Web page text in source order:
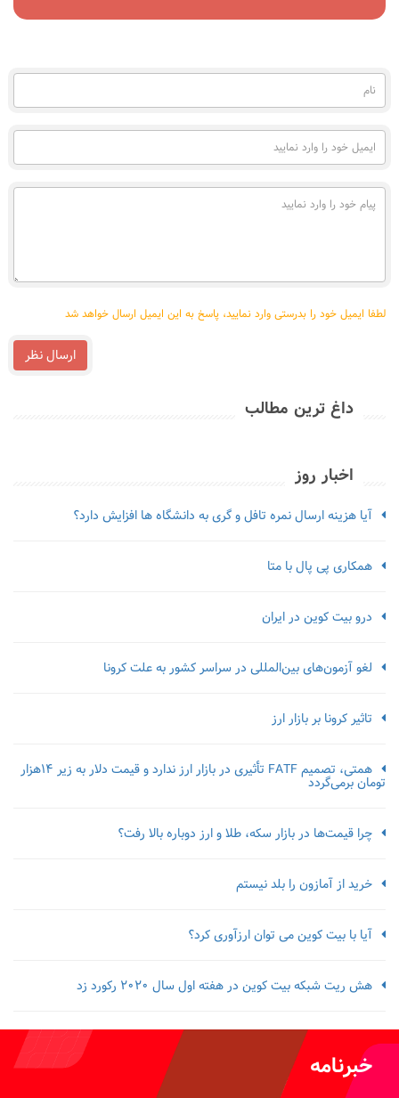
نام
(به
ایمیل
خود
وارد
نمایید
پیام
خود
لطفا ایمیل خود را بدرستی وارد نمایید، پاسخ به این ایمیل ارسال خواهد شد
ارسال نظر
داغ ترین مطالب
اخبار روز
آیا هزینه ارسال نمره تافل و گری به دانشگاه ها افزایش دارد؟
همکاری پی پال با متا
درو بیت کوین در ایران
لغو آزمون‌‌های بین‌المللی در سراسر کشور به علت کرونا
تاثیر کرونا بر بازار ارز
همتی، تصمیم FATF تأثیری در بازار ارز ندارد و قیمت دلار به زیر ۱۴هزار
تومان برمی‌گردد
چرا قیمت‌ها در بازار سکه، طلا و ارز دوباره بالا رفت؟
خرید از آمازون را بلد نیستم
آیا با بیت کوین می توان ارزآوری کرد؟
هش ریت شبکه بیت کوین در هفته اول سال 2020 رکورد زد
خبرنامه